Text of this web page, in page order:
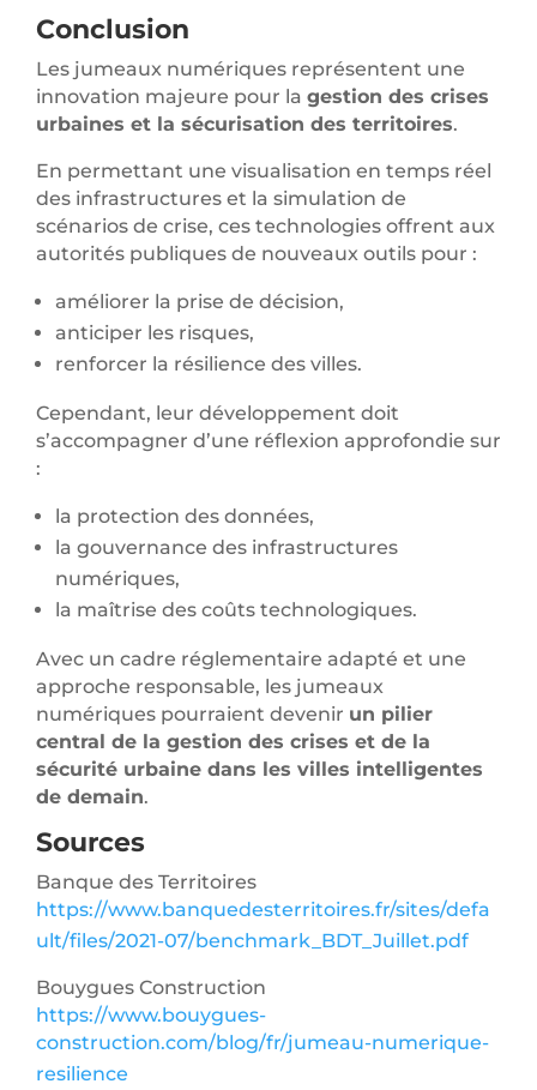
Conclusion
Les jumeaux numériques représentent une
innovation majeure pour la gestion des crises
urbaines et la sécurisation des territoires.
En permettant une visualisation en temps réel
des infrastructures et la simulation de
scénarios de crise, ces technologies offrent aux
autorités publiques de nouveaux outils pour :
améliorer la prise de décision,
anticiper les risques,
renforcer la résilience des villes.
Cependant, leur développement doit
s’accompagner d’une réflexion approfondie sur
:
la protection des données,
la gouvernance des infrastructures
numériques,
la maîtrise des coûts technologiques.
Avec un cadre réglementaire adapté et une
approche responsable, les jumeaux
numériques pourraient devenir un pilier
central de la gestion des crises et de la
sécurité urbaine dans les villes intelligentes
de demain.
Sources
Banque des Territoires
https://www.banquedesterritoires.fr/sites/defa
ult/files/2021-07/benchmark_BDT_Juillet.pdf
Bouygues Construction
https://www.bouygues-
construction.com/blog/fr/jumeau-numerique-
resilience